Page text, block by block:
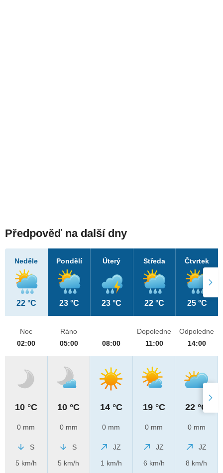
Předpověď na další dny
Neděle
22 °C
Pondělí
23 °C
Úterý
23 °C
Středa
22 °C
Čtvrtek
25 °C
Noc
02:00
10 °C
0 mm
S
5 km/h
Ráno
05:00
10 °C
0 mm
S
5 km/h
08:00
14 °C
0 mm
JZ
1 km/h
Dopoledne
11:00
19 °C
0 mm
JZ
6 km/h
Odpoledne
14:00
22 °C
0 mm
JZ
8 km/h